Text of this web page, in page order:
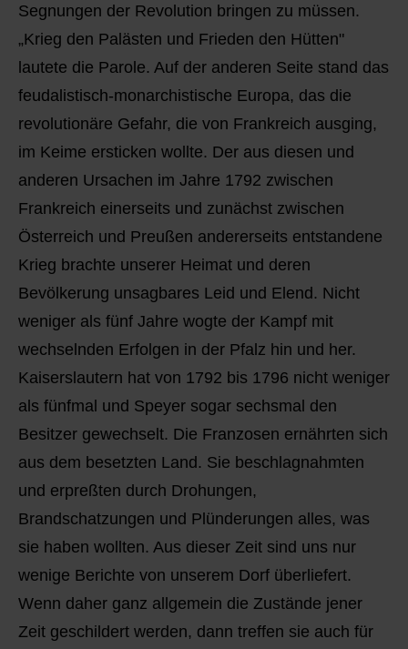
Segnungen der Revolution bringen zu müssen.
„Krieg den Palästen und Frieden den Hütten"
lautete die Parole. Auf der anderen Seite stand das
feudalistisch-monarchistische Europa, das die
revolutionäre Gefahr, die von Frankreich ausging,
im Keime ersticken wollte. Der aus diesen und
anderen Ursachen im Jahre 1792 zwischen
Frankreich einerseits und zunächst zwischen
Österreich und Preußen andererseits entstandene
Krieg brachte unserer Heimat und deren
Bevölkerung unsagbares Leid und Elend. Nicht
weniger als fünf Jahre wogte der Kampf mit
wechselnden Erfolgen in der Pfalz hin und her.
Kaiserslautern hat von 1792 bis 1796 nicht weniger
als fünfmal und Speyer sogar sechsmal den
Besitzer gewechselt. Die Franzosen ernährten sich
aus dem besetzten Land. Sie beschlagnahmten
und erpreßten durch Drohungen,
Brandschatzungen und Plünderungen alles, was
sie haben wollten. Aus dieser Zeit sind uns nur
wenige Berichte von unserem Dorf überliefert.
Wenn daher ganz allgemein die Zustände jener
Zeit geschildert werden, dann treffen sie auch für
Z